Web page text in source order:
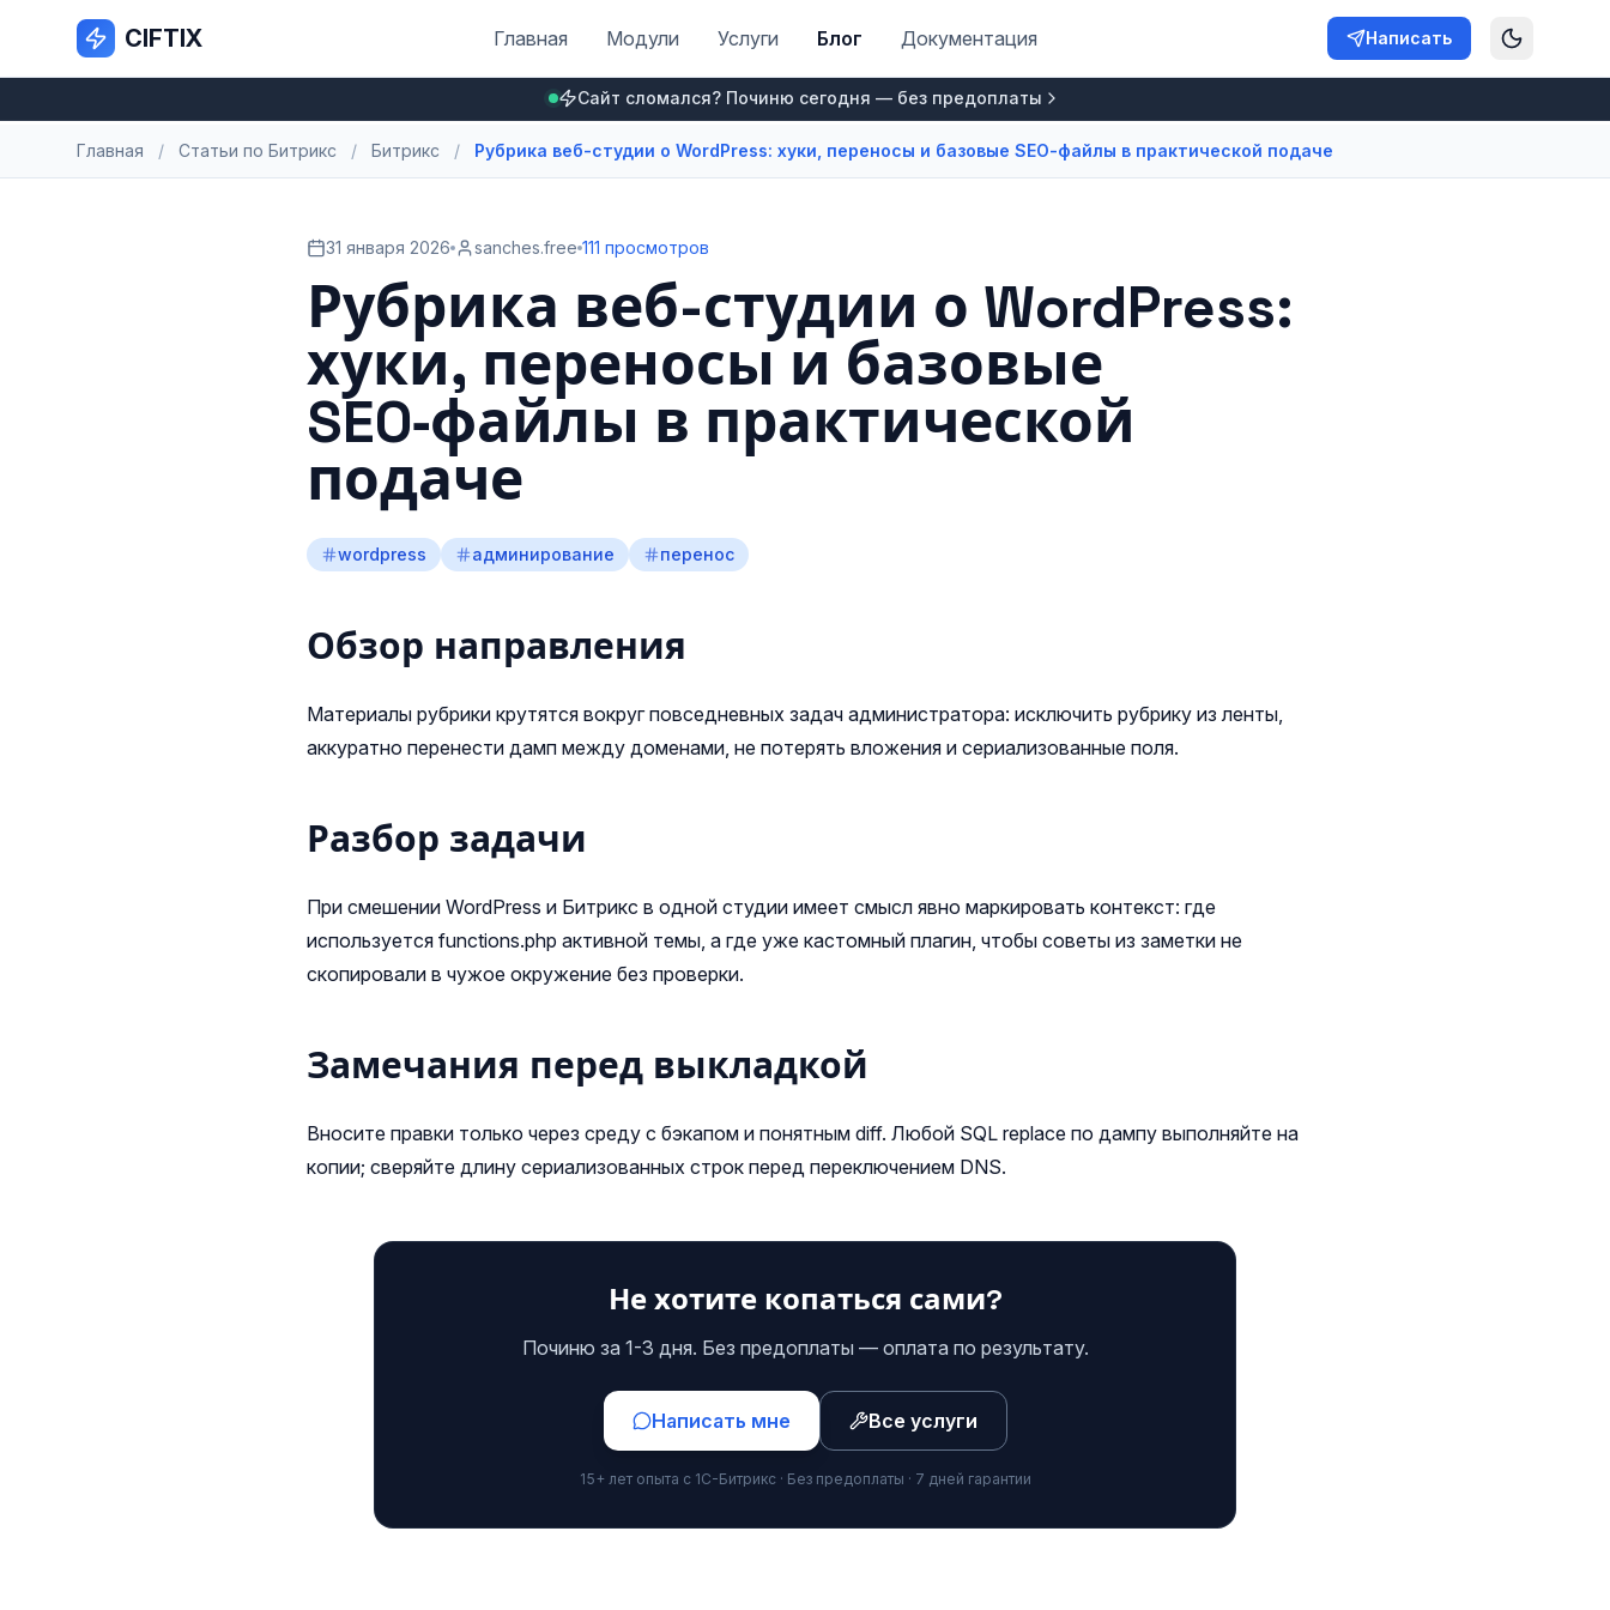
CIFTIX Главная Модули Услуги Блог Документация Написать
Сайт сломался? Починю сегодня — без предоплаты
Главная / Статьи по Битрикс / Битрикс / Рубрика веб-студии о WordPress: хуки, переносы и базовые SEO‑файлы в практической подаче
31 января 2026 sanches.free 111 просмотров
Рубрика веб-студии о WordPress:
хуки, переносы и базовые
SEO‑файлы в практической
подаче
wordpress админирование перенос
Обзор направления
Материалы рубрики крутятся вокруг повседневных задач администратора: исключить рубрику из ленты,
аккуратно перенести дамп между доменами, не потерять вложения и сериализованные поля.
Разбор задачи
При смешении WordPress и Битрикс в одной студии имеет смысл явно маркировать контекст: где
используется functions.php активной темы, а где уже кастомный плагин, чтобы советы из заметки не
скопировали в чужое окружение без проверки.
Замечания перед выкладкой
Вносите правки только через среду с бэкапом и понятным diff. Любой SQL replace по дампу выполняйте на
копии; сверяйте длину сериализованных строк перед переключением DNS.
Не хотите копаться сами?
Починю за 1-3 дня. Без предоплаты — оплата по результату.
Написать мне Все услуги
15+ лет опыта с 1С-Битрикс · Без предоплаты · 7 дней гарантии